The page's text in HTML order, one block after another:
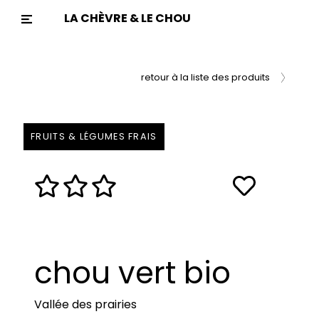
LA CHÈVRE & LE CHOU
FRUITS & LÉGUMES FRAIS
retour à la liste des produits
chou vert bio
Vallée des prairies